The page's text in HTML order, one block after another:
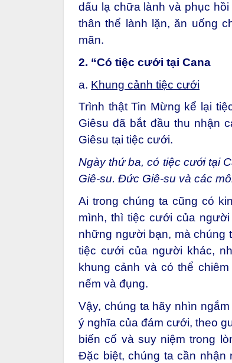
dấu lạ chữa lành và phục
thân thể lành lặn, ăn uống
mãn.
2. “Có tiệc cưới tại Cana
a. Khung cảnh tiệc cưới
Trình thật Tin Mừng kể lại
Giêsu đã bắt đầu thu nhận
Giêsu tại tiệc cưới.
Ngày thứ ba, có tiệc cưới tại
Giê-su. Đức Giê-su và các
Ai trong chúng ta cũng có
mình, thì tiệc cưới của
những người bạn, mà chúng
tiệc cưới của người khác,
khung cảnh và có thể
nếm và đụng.
Vậy, chúng ta hãy nhìn
ý nghĩa của đám cưới, theo
biến cố và suy niệm trong
Đặc biệt, chúng ta cần nhận